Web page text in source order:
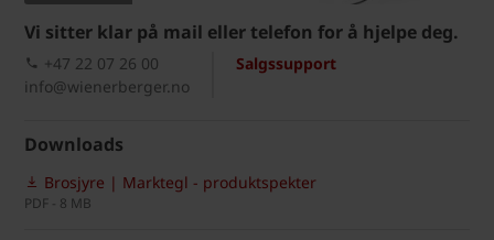
Vi sitter klar på mail eller telefon for å hjelpe deg.
Salgssupport
+47 22 07 26 00
info@wienerberger.no
Downloads
Brosjyre | Marktegl - produktspekter
PDF - 8 MB